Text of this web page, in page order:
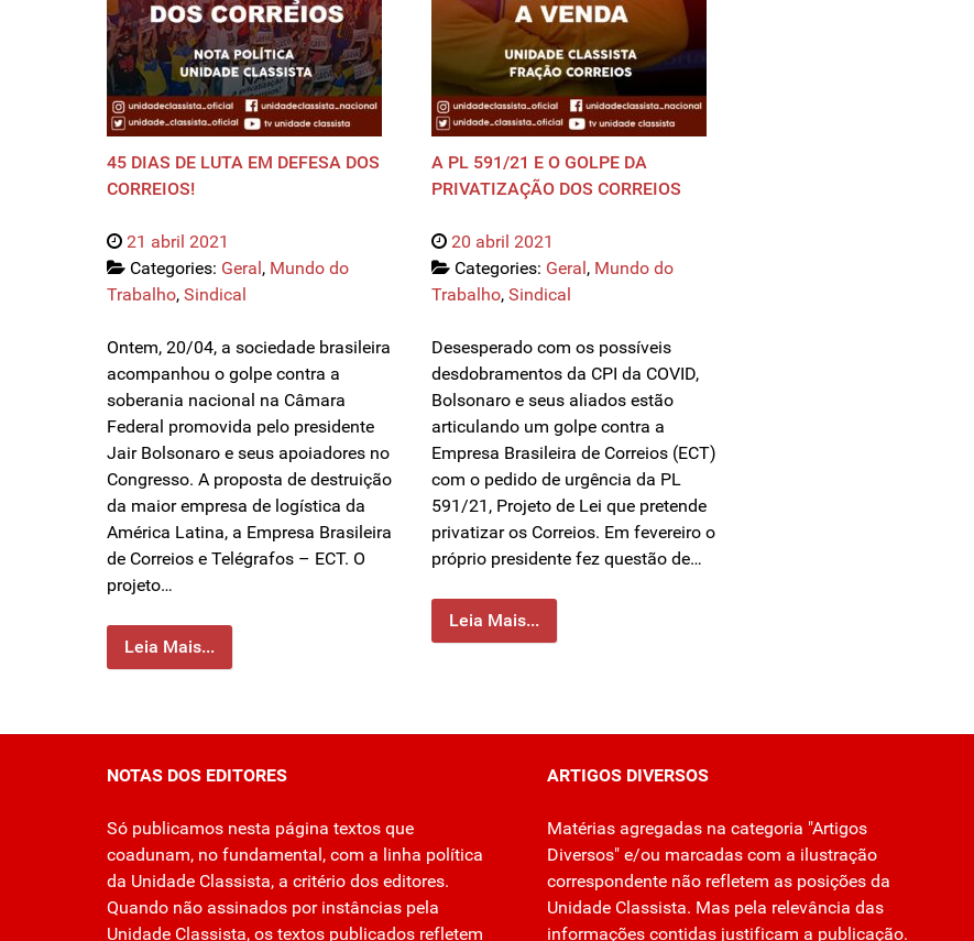
45 DIAS DE LUTA EM DEFESA DOS
CORREIOS!
21 abril 2021
Categories: Geral , Mundo do
Trabalho, Sindical
Ontem, 20/04, a sociedade brasileira
acompanhou o golpe contra a
soberania nacional na Câmara
Federal promovida pelo presidente
Jair Bolsonaro e seus apoiadores no
Congresso. A proposta de destruição
da maior empresa de logística da
América Latina, a Empresa Brasileira
de Correios e Telégrafos – ECT. O
projeto…
Leia Mais...
A PL 591/21 E O GOLPE DA
PRIVATIZAÇÃO DOS CORREIOS
20 abril 2021
Categories: Geral , Mundo do
Trabalho, Sindical
Desesperado com os possíveis
desdobramentos da CPI da COVID,
Bolsonaro e seus aliados estão
articulando um golpe contra a
Empresa Brasileira de Correios (ECT)
com o pedido de urgência da PL
591/21, Projeto de Lei que pretende
privatizar os Correios. Em fevereiro o
próprio presidente fez questão de…
Leia Mais...
NOTAS DOS EDITORES
Só publicamos nesta página textos que
coadunam, no fundamental, com a linha política
da Unidade Classista, a critério dos editores.
Quando não assinados por instâncias pela
Unidade Classista, os textos publicados refletem
ARTIGOS DIVERSOS
Matérias agregadas na categoria "Artigos
Diversos" e/ou marcadas com a ilustração
correspondente não refletem as posições da
Unidade Classista. Mas pela relevância das
informações contidas justificam a publicação.